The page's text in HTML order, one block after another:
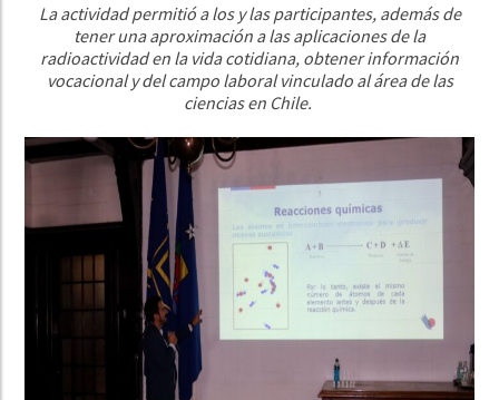
La actividad permitió a los y las participantes, además de
tener una aproximación a las aplicaciones de la
radioactividad en la vida cotidiana, obtener información
vocacional y del campo laboral vinculado al área de las
ciencias en Chile.